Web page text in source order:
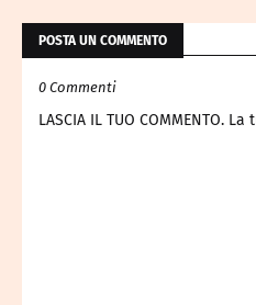
POSTA UN COMMENTO
0 Commenti
LASCIA IL TUO COMMENTO.